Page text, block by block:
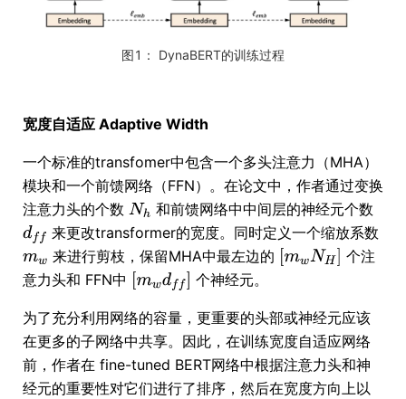
图1： DynaBERT的训练过程
宽度自适应 Adaptive Width
一个标准的transfomer中包含一个多头注意力（MHA）
模块和一个前馈网络（FFN）。在论文中，作者通过变换
注意力头的个数
和前馈网络中中间层的神经元个数
来更改transformer的宽度。同时定义一个缩放系数
来进行剪枝，保留MHA中最左边的
个注
意力头和 FFN中
个神经元。
为了充分利用网络的容量，更重要的头部或神经元应该
在更多的子网络中共享。因此，在训练宽度自适应网络
前，作者在 fine-tuned BERT网络中根据注意力头和神
经元的重要性对它们进行了排序，然后在宽度方向上以